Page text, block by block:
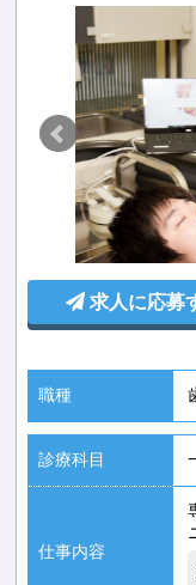
求人に応募
職種
診療科目
仕事内容